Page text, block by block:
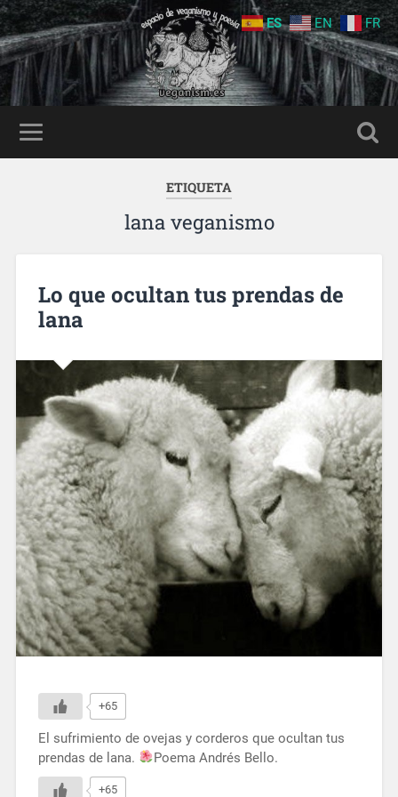
ETIQUETA
lana veganismo
Lo que ocultan tus prendas de
lana
+65
El sufrimiento de ovejas y corderos que ocultan tus
prendas de lana.
Poema Andrés Bello.
+65
ES EN FR